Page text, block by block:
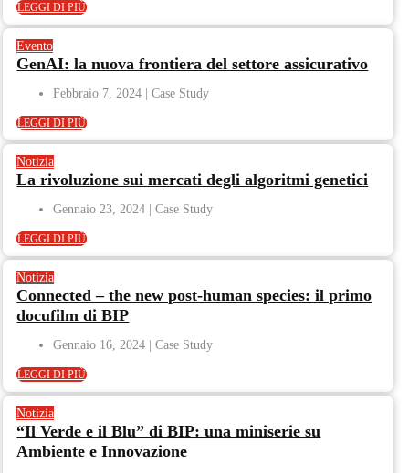
LEGGI DI PIÙ
Evento
GenAI: la nuova frontiera del settore assicurativo
Febbraio 7, 2024
LEGGI DI PIÙ
Notizia
La rivoluzione sui mercati degli algoritmi genetici
Gennaio 23, 2024
LEGGI DI PIÙ
Notizia
Connected – the new post-human species: il primo
docufilm di BIP
Gennaio 16, 2024
LEGGI DI PIÙ
Notizia
“Il Verde e il Blu” di BIP: una miniserie su
Ambiente e Innovazione